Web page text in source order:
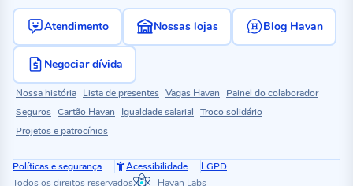
Atendimento Nossas lojas Blog Havan
Negociar dívida
Nossa história Lista de presentes Vagas Havan
Painel do colaborador
Seguros Cartão Havan Igualdade salarial Troco solidário
Projetos e patrocínios
Políticas e segurança Acessibilidade
LGPD
Todos os direitos reservados
Havan Labs